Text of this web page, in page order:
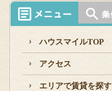
ハウスマイルTOP
アクセス
エリアで賃貸を探す